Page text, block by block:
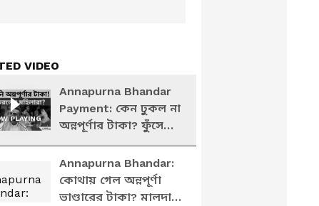
VIDEO
PLAYING
Annapurna Bhandar
Payment: কেন ঢুকল না
অন্নপূর্ণার টাকা? ফুঁসে
উঠে কী করলেন
বালুরঘাটের মহিলারা?
Annapurna Bhandar:
কোথায় গেল অন্নপূর্ণা
ভাণ্ডারের টাকা? মালদায়